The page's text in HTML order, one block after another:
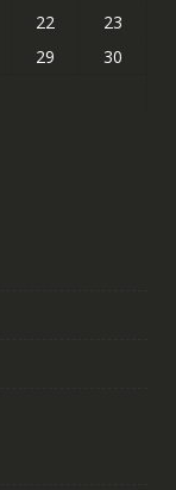
22
23
29
30